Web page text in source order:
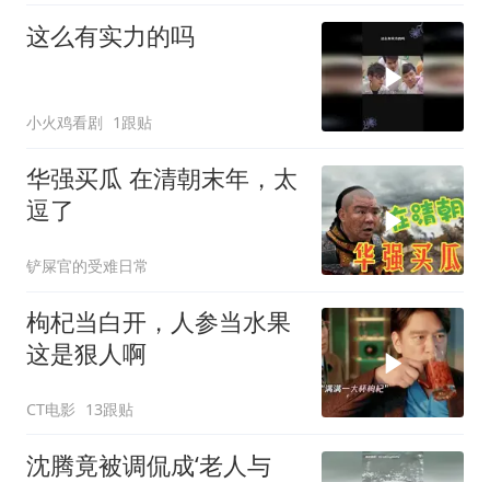
这么有实力的吗
小火鸡看剧 1跟贴
华强买瓜 在清朝末年，太
逗了
铲屎官的受难日常
枸杞当白开，人参当水果
这是狠人啊
CT电影 13跟贴
沈腾竟被调侃成‘老人与